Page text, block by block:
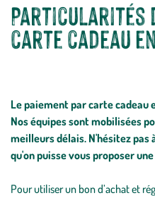
Particularités
carte cadeau
Le paiement par carte
Nos équipes sont mobilisées
meilleurs délais. N'hésitez
qu'on puisse vous proposer
Pour utiliser un bon d’achat et